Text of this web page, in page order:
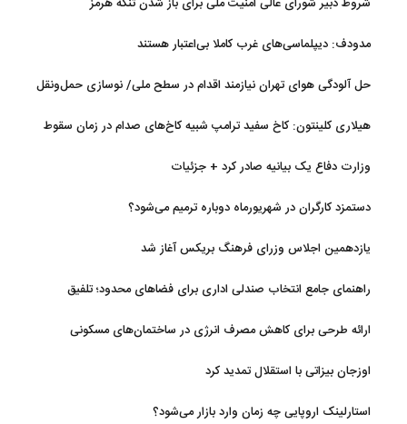
مدودف: دیپلماسی‌های غرب کاملا بی‌اعتبار هستند
حل آلودگی هوای تهران نیازمند اقدام در سطح ملی/ نوسازی حمل‌ونقل
هیلاری کلینتون: کاخ سفید ترامپ شبیه کاخ‌های صدام در زمان سقوط
وزارت دفاع یک بیانیه صادر کرد + جزئیات
دستمزد کارگران در شهریورماه دوباره ترمیم می‌شود؟
یازدهمین اجلاس وزرای فرهنگ بریکس آغاز شد
راهنمای جامع انتخاب صندلی اداری برای فضاهای محدود؛ تلفیق
ارائه طرحی برای کاهش مصرف انرژی در ساختمان‌های مسکونی
اوزجان بیزاتی با استقلال تمدید کرد
استارلینک اروپایی چه زمان وارد بازار می‌شود؟